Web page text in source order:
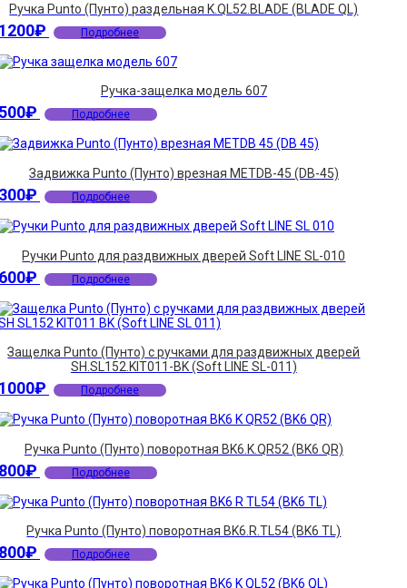
Ручка Punto (Пунто) раздельная K.QL52.BLADE (BLADE QL)
₽ Подробнее
Ручка-защелка модель 607
₽ Подробнее
Задвижка Punto (Пунто) врезная METDB-45 (DB-45)
₽ Подробнее
Ручки Punto для раздвижных дверей Soft LINE SL-010
₽ Подробнее
Защелка Punto (Пунто) с ручками для раздвижных дверей
SH.SL152.KIT011-BK (Soft LINE SL-011)
₽ Подробнее
Ручка Punto (Пунто) поворотная BK6.K.QR52 (BK6 QR)
₽ Подробнее
Ручка Punto (Пунто) поворотная BK6.R.TL54 (BK6 TL)
₽ Подробнее